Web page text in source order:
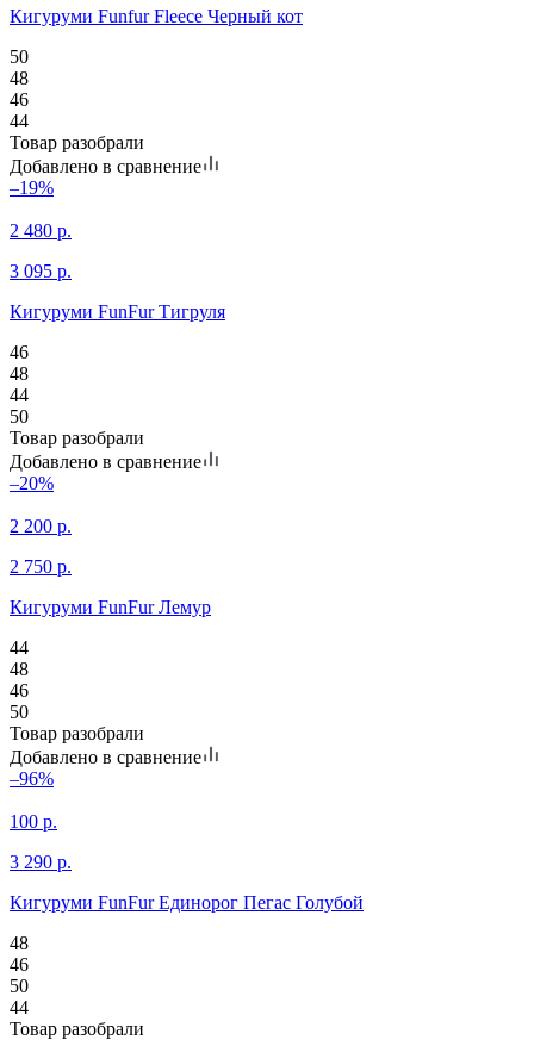
Кигуруми Funfur Fleece Черный кот
50
48
46
44
Товар разобрали
Добавлено в сравнение
–19%
2 480 р.
3 095 р.
Кигуруми FunFur Тигруля
46
48
44
50
Товар разобрали
Добавлено в сравнение
–20%
2 200 р.
2 750 р.
Кигуруми FunFur Лемур
44
48
46
50
Товар разобрали
Добавлено в сравнение
–96%
100 р.
3 290 р.
Кигуруми FunFur Единорог Пегас Голубой
48
46
50
44
Товар разобрали